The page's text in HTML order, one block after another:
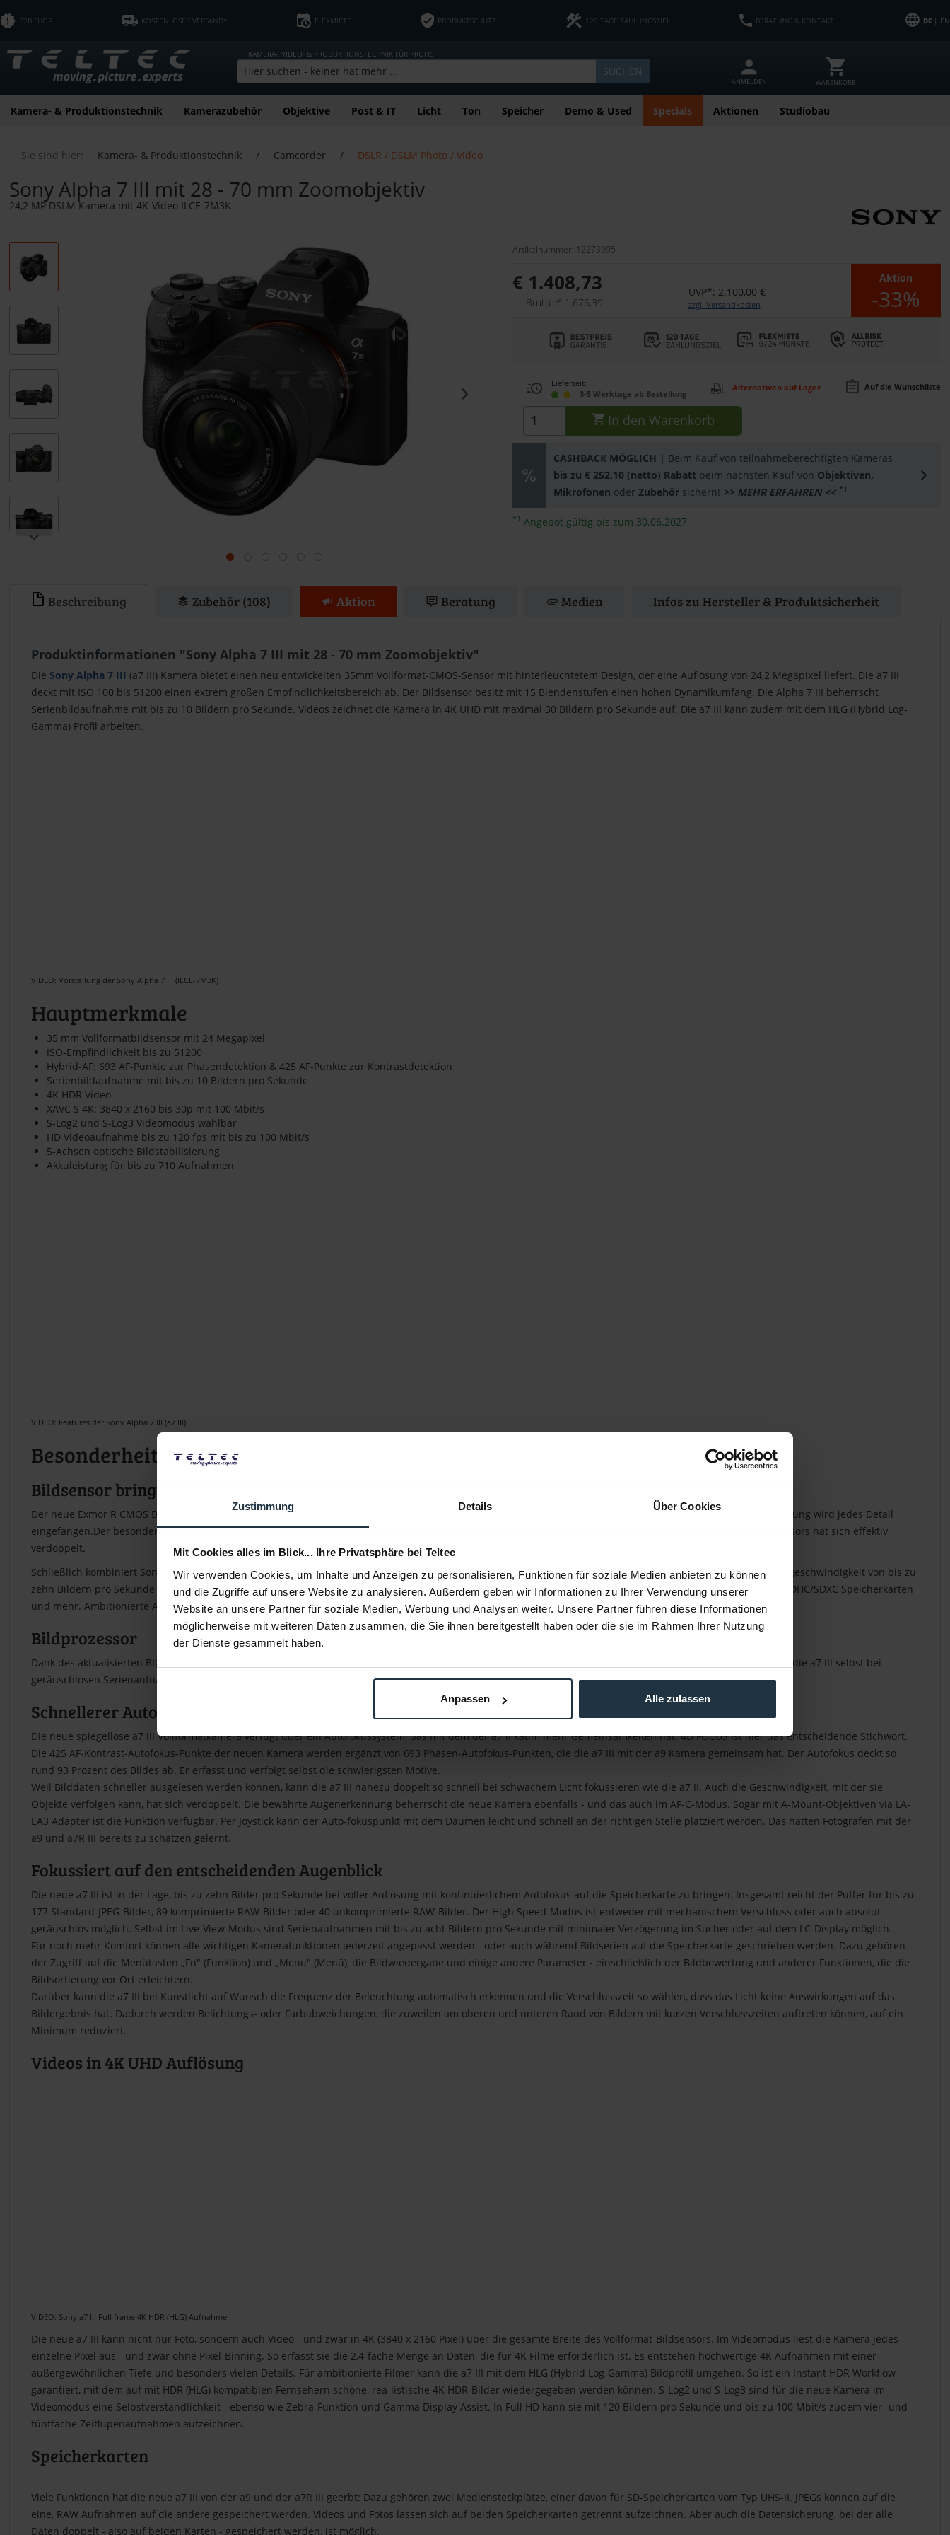
Zustimmung Details Über Cookies
Mit Cookies alles im Blick... Ihre Privatsphäre bei Teltec
Wir verwenden Cookies, um Inhalte und Anzeigen zu personalisieren, Funktionen für soziale Medien anbieten zu können
und die Zugriffe auf unsere Website zu analysieren. Außerdem geben wir Informationen zu Ihrer Verwendung unserer
Website an unsere Partner für soziale Medien, Werbung und Analysen weiter. Unsere Partner führen diese Informationen
möglicherweise mit weiteren Daten zusammen, die Sie ihnen bereitgestellt haben oder die sie im Rahmen Ihrer Nutzung
der Dienste gesammelt haben.
Anpassen Alle zulassen
B2B SHOP KOSTENLOSER VERSAND* FLEXMIETE PRODUKTSCHUTZ 120 TAGE ZAHLUNGSZIEL BERATUNG & KONTAKT DE| EN
KAMERA-, VIDEO- & PRODUKTIONSTECHNIK FÜR PROFIS
SUCHEN
ANMELDEN WARENKORB
Kamera- & Produktionstechnik Kamerazubehör Objektive Post & IT Licht Ton Speicher Demo & Used Specials Aktionen Studiobau
Sie sind hier: Kamera- & Produktionstechnik / Camcorder / DSLR / DSLM Photo / Video
Sony Alpha 7 III mit 28 - 70 mm Zoomobjektiv
24,2 MP DSLM Kamera mit 4K-Video ILCE-7M3K
Artikelnummer: 12273995
€ 1.408,73
Brutto:€ 1.676,39
UVP*: 2.100,00 €
zzgl. Versandkosten
Aktion
-33%
Lieferzeit:
3-5 Werktage ab Bestellung
Alternativen auf Lager Auf die Wunschliste
In den Warenkorb
CASHBACK MÖGLICH | Beim Kauf von teilnahmeberechtigten Kameras
bis zu € 252,10 (netto) Rabatt beim nächsten Kauf von Objektiven,
Mikrofonen oderZubehör sichern! >> MEHR ERFAHREN << *1
*1 Angebot gültig bis zum 30.06.2027
Beschreibung Zubehör (108)  Aktion Beratung Medien Infos zu Hersteller & Produktsicherheit
Produktinformationen "Sony Alpha 7 III mit 28 - 70 mm Zoomobjektiv"
Die Sony Alpha 7 III (a7 III) Kamera bietet einen neu entwickelten 35mm Vollformat-CMOS-Sensor mit hinterleuchtetem Design, der eine Auflösung von 24,2 Megapixel liefert. Die a7 III
deckt mit ISO 100 bis 51200 einen extrem großen Empfindlichkeitsbereich ab. Der Bildsensor besitz mit 15 Blendenstufen einen hohen Dynamikumfang. Die Alpha 7 III beherrscht
Serienbildaufnahme mit bis zu 10 Bildern pro Sekunde. Videos zeichnet die Kamera in 4K UHD mit maximal 30 Bildern pro Sekunde auf. Die a7 III kann zudem mit dem HLG (Hybrid Log-
Gamma) Profil arbeiten.
VIDEO: Vorstellung der Sony Alpha 7 III (ILCE-7M3K)
Hauptmerkmale
35 mm Vollformatbildsensor mit 24 Megapixel
ISO-Empfindlichkeit bis zu 51200
Hybrid-AF: 693 AF-Punkte zur Phasendetektion & 425 AF-Punkte zur Kontrastdetektion
Serienbildaufnahme mit bis zu 10 Bildern pro Sekunde
4K HDR Video
XAVC S 4K: 3840 x 2160 bis 30p mit 100 Mbit/s
S-Log2 und S-Log3 Videomodus wählbar
HD Videoaufnahme bis zu 120 fps mit bis zu 100 Mbit/s
5-Achsen optische Bildstabilisierung
Akkuleistung für bis zu 710 Aufnahmen
VIDEO: Features der Sony Alpha 7 III (a7 III)
Besonderheiten
Bildsensor bringt Bildqualität im Vollformat
Der neue Exmor R CMOS Bildsensor der a7 III wird rückwärtig belichtet und löst mit mit 24,2 Megapixeln auf. Dank seiner hohen Lichtempfindlichkeit und Auflösung wird jedes Detail
eingefangen.Der besonders große Dynamikumfang von 15 Blendenstufen bringt Vorteile bei bei Aufnahmen mit niedriger ISO. Die Ausleseschnelligkeit des Sensors hat sich effektiv
verdoppelt.
Schließlich kombiniert Sony den neuen Sensor mit einem schnellen und präzisen Autofokussystem mit einer Sensorabdeckung von 93 Prozent, einer Serienbildgeschwindigkeit von bis zu
zehn Bildern pro Sekunde im Hi+ Modus, der Möglichkeit mechanisch oder geräuschlos auszulösen, diversen 4K-Videofunktionen in Kombination mit Class 10 SDHC/SDXC Speicherkarten
und mehr. Ambitionierte Amateure und professionnelle Fotografen kommen bei der neuen a7 III so voll auf ihre Kosten.
Bildprozessor
Dank des aktualisierten BIONZ X Bildprozessor steigt auch die Geschwindigkeit der Bildverarbeitung um das 1,8fache im Vergleich zur a7 II. 14-Bit-RAW sind für die a7 III selbst bei
geräuschlosen Serienaufnahmen realisierbar.
Schnellerer Autofokus
Die neue spiegellose a7 III Vollformatkamera verfügt über ein Autofokussystem, das mit dem der a7 II kaum mehr Gemeinsamkeiten hat. 4D FOCUS ist hier das entscheidende Stichwort.
Die 425 AF-Kontrast-Autofokus-Punkte der neuen Kamera werden ergänzt von 693 Phasen-Autofokus-Punkten, die die a7 III mit der a9 Kamera gemeinsam hat. Der Autofokus deckt so
rund 93 Prozent des Bildes ab. Er erfasst und verfolgt selbst die schwierigsten Motive.
Weil Bilddaten schneller ausgelesen werden können, kann die a7 III nahezu doppelt so schnell bei schwachem Licht fokussieren wie die a7 II. Auch die Geschwindigkeit, mit der sie
Objekte verfolgen kann, hat sich verdoppelt. Die bewährte Augenerkennung beherrscht die neue Kamera ebenfalls - und das auch im AF-C-Modus. Sogar mit A-Mount-Objektiven via LA-
EA3 Adapter ist die Funktion verfügbar. Per Joystick kann der Auto-fokuspunkt mit dem Daumen leicht und schnell an der richtigen Stelle platziert werden. Das hatten Fotografen mit der
a9 und a7R III bereits zu schätzen gelernt.
Fokussiert auf den entscheidenden Augenblick
Die neue a7 III ist in der Lage, bis zu zehn Bilder pro Sekunde bei voller Auflösung mit kontinuierlichem Autofokus auf die Speicherkarte zu bringen. Insgesamt reicht der Puffer für bis zu
177 Standard-JPEG-Bilder, 89 komprimierte RAW-Bilder oder 40 unkomprimierte RAW-Bilder. Der High Speed-Modus ist entweder mit mechanischem Verschluss oder auch absolut
geräuschlos möglich. Selbst im Live-View-Modus sind Serienaufnahmen mit bis zu acht Bildern pro Sekunde mit minimaler Verzögerung im Sucher oder auf dem LC-Display möglich.
Für noch mehr Komfort können alle wichtigen Kamerafunktionen jederzeit angepasst werden - oder auch während Bildserien auf die Speicherkarte geschrieben werden. Dazu gehören
der Zugriff auf die Menütasten „Fn" (Funktion) und „Menu" (Menü), die Bildwiedergabe und einige andere Parameter - einschließlich der Bildbewertung und anderer Funktionen, die die
Bildsortierung vor Ort erleichtern.
Darüber kann die a7 III bei Kunstlicht auf Wunsch die Frequenz der Beleuchtung automatisch erkennen und die Verschlusszeit so wählen, dass das Licht keine Auswirkungen auf das
Bildergebnis hat. Dadurch werden Belichtungs- oder Farbabweichungen, die zuweilen am oberen und unteren Rand von Bildern mit kurzen Verschlusszeiten auftreten können, auf ein
Minimum reduziert.
Videos in 4K UHD Auflösung
VIDEO: Sony a7 III Full frame 4K HDR (HLG) Aufnahme
Die neue a7 III kann nicht nur Foto, sondern auch Video - und zwar in 4K (3840 x 2160 Pixel) über die gesamte Breite des Vollformat-Bildsensors. Im Videomodus liest die Kamera jedes
einzelne Pixel aus - und zwar ohne Pixel-Binning. So erfasst sie die 2,4-fache Menge an Daten, die für 4K Filme erforderlich ist. Es entstehen hochwertige 4K Aufnahmen mit einer
außergewöhnlichen Tiefe und besonders vielen Details. Für ambitionierte Filmer kann die a7 III mit dem HLG (Hybrid Log-Gamma) Bildprofil umgehen. So ist ein Instant HDR Workflow
garantiert, mit dem auf mit HDR (HLG) kompatiblen Fernsehern schöne, rea-listische 4K HDR-Bilder wiedergegeben werden können. S-Log2 und S-Log3 sind für die neue Kamera im
Videomodus eine Selbstverständlichkeit - ebenso wie Zebra-Funktion und Gamma Display Assist. In Full HD kann sie mit 120 Bildern pro Sekunde und bis zu 100 Mbit/s zudem vier- und
fünffache Zeitlupenaufnahmen aufzeichnen.
Speicherkarten
Viele Funktionen hat die neue a7 III von der a9 und der a7R III geerbt: Dazu gehören zwei Mediensteckplätze, einer davon für SD-Speicherkarten vom Typ UHS-II. JPEGs können auf die
eine, RAW Aufnahmen auf die andere gespeichert werden. Videos und Fotos lassen sich auf beiden Speicherkarten getrennt aufzeichnen. Aber auch die Datensicherung, bei der alle
Daten doppelt - also auf beiden Karten - gespeichert werden, ist möglich.